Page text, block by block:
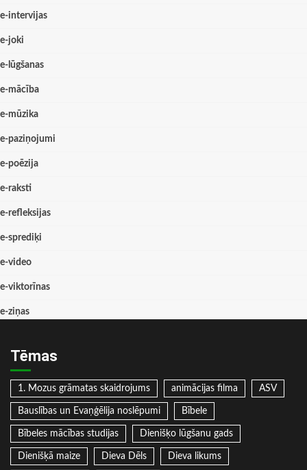
e-intervijas
e-joki
e-lūgšanas
e-mācība
e-mūzika
e-paziņojumi
e-poēzija
e-raksti
e-refleksijas
e-sprediķi
e-video
e-viktorīnas
e-ziņas
Tēmas
1. Mozus grāmatas skaidrojums animācijas filma ASV
Bauslības un Evaņģēlija noslēpumi Bībele
Bībeles mācības studijas Dienišķo lūgšanu gads
Dienišķā maize Dieva Dēls Dieva likums